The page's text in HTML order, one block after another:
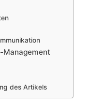
Management
des Artikels